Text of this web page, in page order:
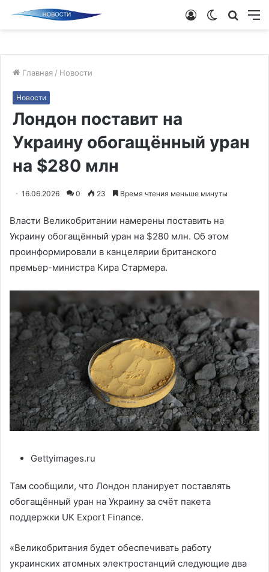
Поиск
Switch
Войти
Главная / Новости
Новости
Лондон поставит на
Украину обогащённый уран
на $280 млн
16.06.2026 0 23 Время чтения меньше минуты
Власти Великобритании намерены поставить на
Украину обогащённый уран на $280 млн. Об этом
проинформировали в канцелярии британского
премьер-министра Кира Стармера.
Gettyimages.ru
Там сообщили, что Лондон планирует поставлять
обогащённый уран на Украину за счёт пакета
поддержки UK Export Finance.
«Великобритания будет обеспечивать работу
украинских атомных электростанций следующие два